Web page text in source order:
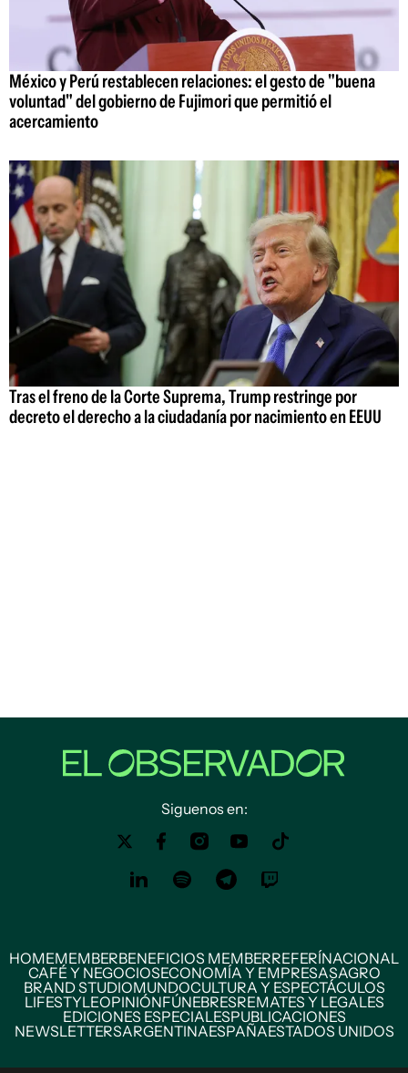
México y Perú restablecen relaciones: el gesto de "buena
voluntad" del gobierno de Fujimori que permitió el
acercamiento
Tras el freno de la Corte Suprema, Trump restringe por
decreto el derecho a la ciudadanía por nacimiento en EEUU
Siguenos en:
HOMEMEMBERBENEFICIOS MEMBERREFERÍNACIONAL
CAFÉ Y NEGOCIOSECONOMÍA Y EMPRESASAGRO
BRAND STUDIOMUNDOCULTURA Y ESPECTÁCULOS
LIFESTYLEOPINIÓNFÚNEBRESREMATES Y LEGALES
EDICIONES ESPECIALESPUBLICACIONES
NEWSLETTERSARGENTINAESPAÑAESTADOS UNIDOS